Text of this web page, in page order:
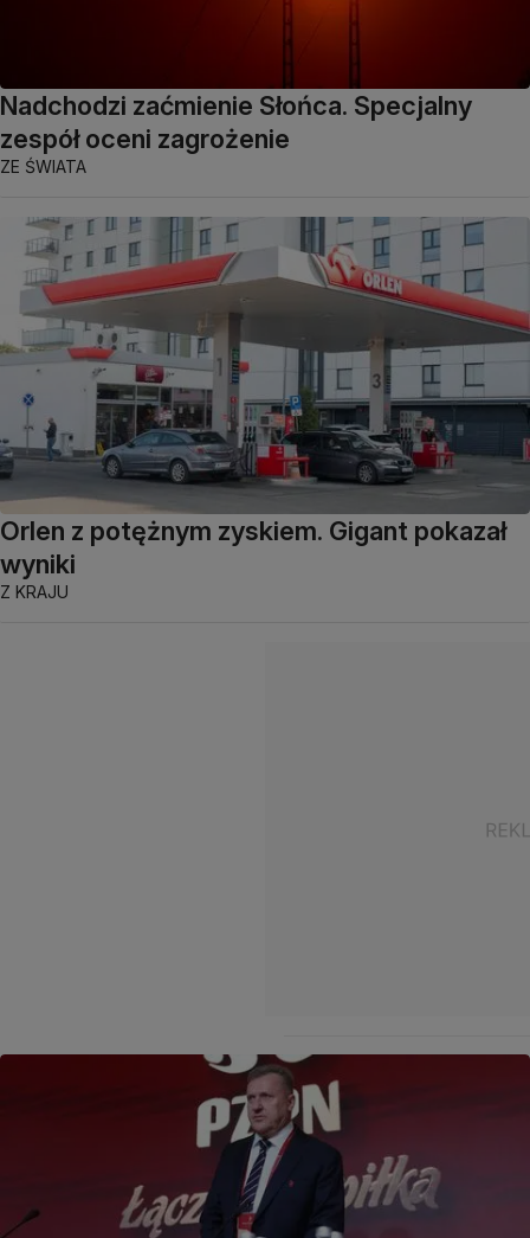
Nadchodzi zaćmienie Słońca. Specjalny
zespół oceni zagrożenie
ZE ŚWIATA
Orlen z potężnym zyskiem. Gigant pokazał
wyniki
Z KRAJU